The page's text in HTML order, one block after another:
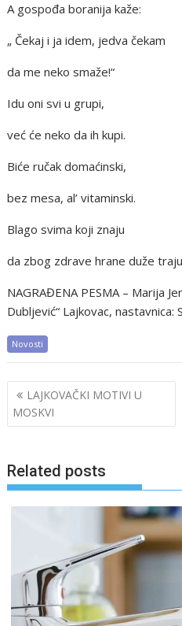
A gospođa boranija kaže:
„ Čekaj i ja idem, jedva čekam
da me neko smaže!“
Idu oni svi u grupi,
već će neko da ih kupi.
Biće ručak domaćinski,
bez mesa, al’ vitaminski.
Blago svima koji znaju
da zbog zdrave hrane duže
NAGRAĐENA PESMA – Marija
Dubljević“ Lajkovac, nastavnica:
Novosti
Post
navigation
LAJKOVAČKI MOTIVI U
MOSKVI
Related posts